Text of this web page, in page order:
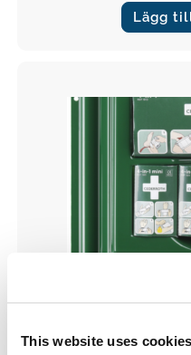
This website uses cookies
Lägg